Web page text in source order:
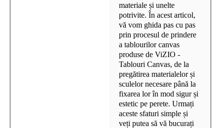
materiale și unelte
potrivite. În acest articol,
vă vom ghida pas cu pas
prin procesul de prindere
a tablourilor canvas
produse de ViZIO -
Tablouri Canvas, de la
pregătirea materialelor și
sculelor necesare până la
fixarea lor în mod sigur și
estetic pe perete. Urmați
aceste sfaturi simple și
veți putea să vă bucurați